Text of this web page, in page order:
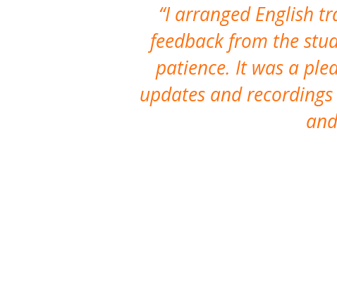
I arranged English
feedback from the
patience. It was a
updates and